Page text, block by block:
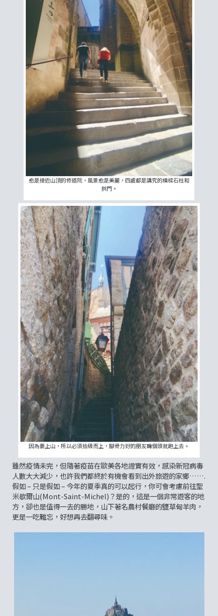
愈是接近山頂的修道院，風景愈是美麗，四處都是講究的橫樑石柱和
拱門。
因為要上山，所以必須拾級而上，腳骨力好的朋友轉個頭就跑上去。
雖然疫情未完，但隨著疫苗在歐美各地證實有效，感染新冠病毒
人數大大減少，也許我們都終於有機會看到出外旅遊的家鄉…….
假如 – 只是假如 – 今年的夏季真的可以起行，你可會考慮前往聖
米歇爾山(Mont-Saint-Michel)？是的，這是一個非常遊客的地
方，卻也是值得一去的勝地，山下著名農村餐廳的鹽草甸羊肉，
更是一吃難忘，好想再去翻尋味。